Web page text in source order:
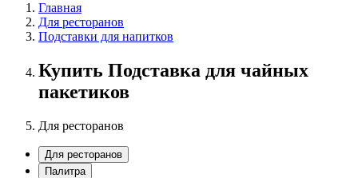
Главная
Для ресторанов
Подставки для напитков
Купить Подставка для чайных
пакетиков
Для ресторанов
Для ресторанов
Палитра